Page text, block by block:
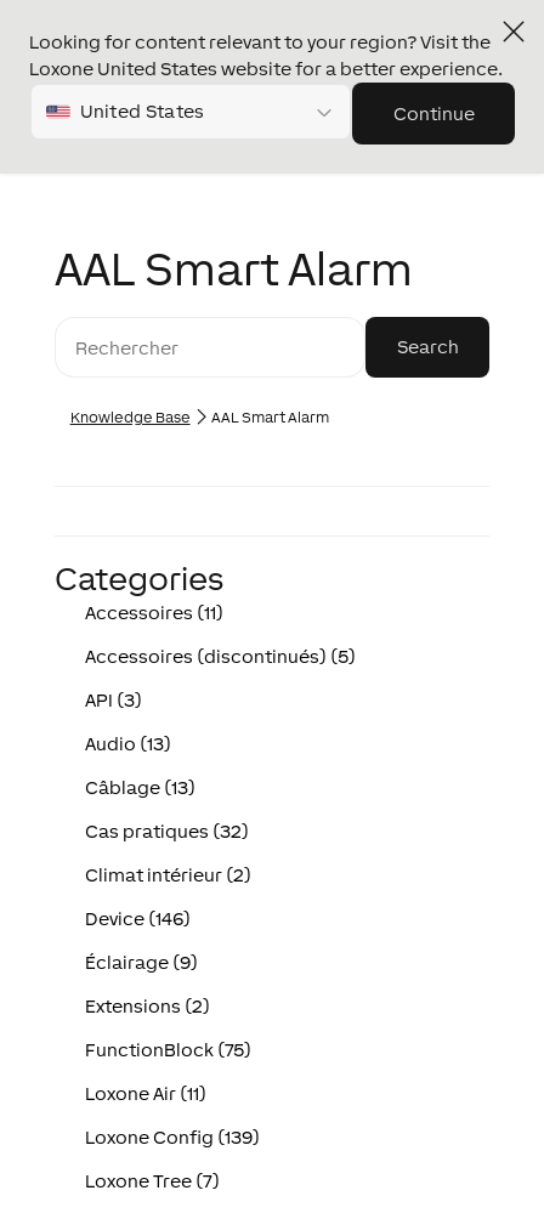
Looking for content relevant to your region? Visit the
Loxone United States website for a better experience.
United States Continue
AAL Smart Alarm
Knowledge Base AAL Smart Alarm
Categories
Accessoires (11)
Accessoires (discontinués) (5)
API (3)
Audio (13)
Câblage (13)
Cas pratiques (32)
Climat intérieur (2)
Device (146)
Éclairage (9)
Extensions (2)
FunctionBlock (75)
Loxone Air (11)
Loxone Config (139)
Loxone Tree (7)